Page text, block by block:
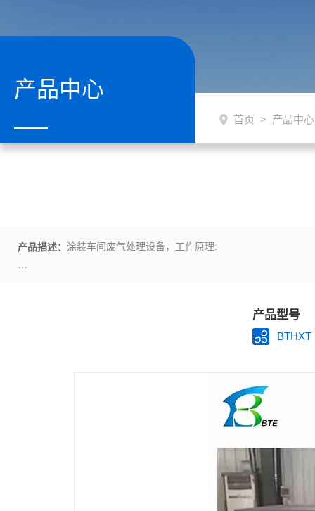
产品中心
首页 > 产品中心
产品描述： 涂装车间废气处理设备，工作原理:
产品型号
BTHXT